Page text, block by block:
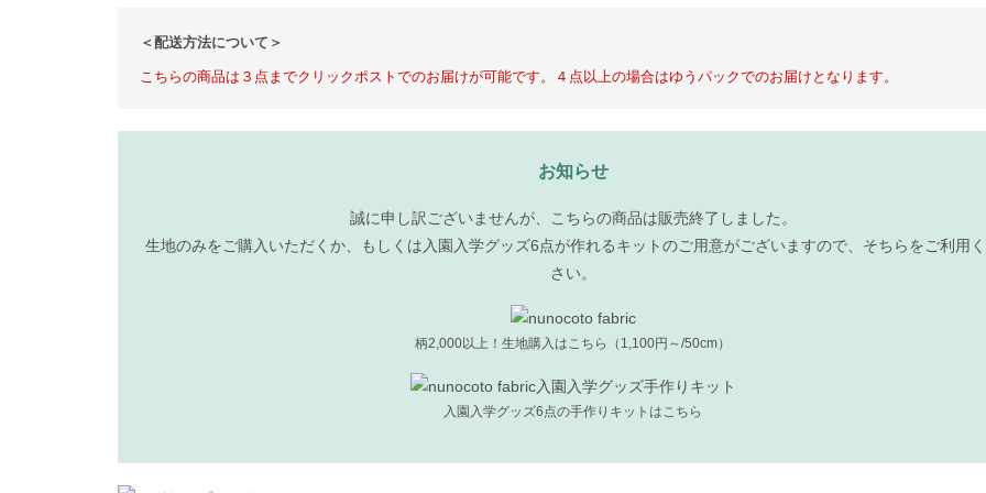
＜配送方法について＞
こちらの商品は３点までクリックポストでのお届けが可能です。４点以上の場合はゆうパックでのお届けとなります。
お知らせ
誠に申し訳ございませんが、こちらの商品は販売終了しました。
生地のみをご購入いただくか、もしくは入園入学グッズ6点が作れるキットのご用意がございますので、そちらをご利用
さい。
柄2,000以上！生地購入はこちら（1,100円～/50cm）
入園入学グッズ6点の手作りキットはこちら